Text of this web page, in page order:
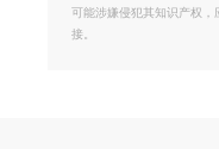
可能涉嫌侵犯其知识产权
接。